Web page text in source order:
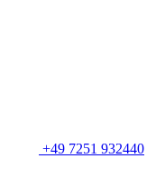
+49 7251 932440